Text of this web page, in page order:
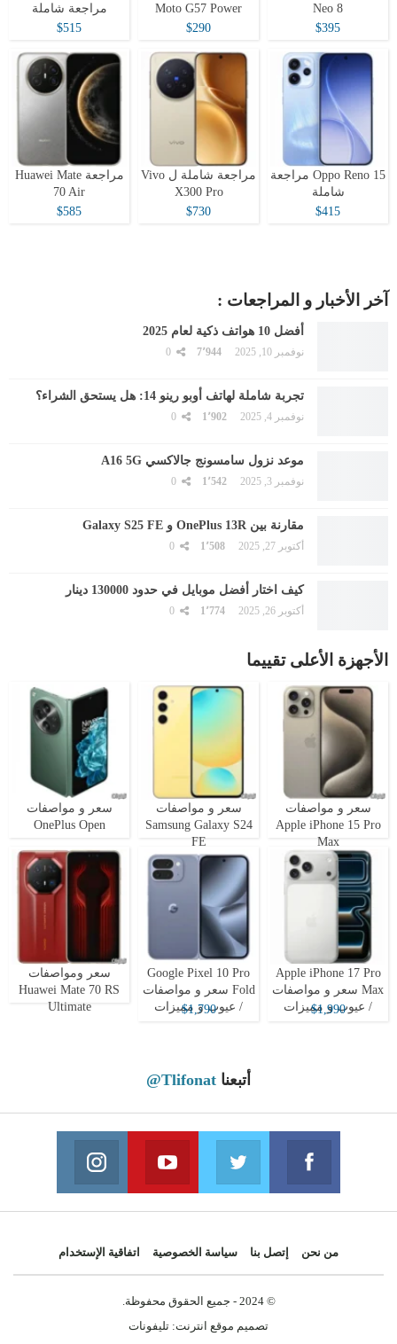
Neo 8
$395
Moto G57 Power
$290
مراجعة شاملة
$515
Oppo Reno 15 مراجعة
شاملة
$415
مراجعة شاملة ل Vivo
X300 Pro
$730
مراجعة Huawei Mate
70 Air
$585
آخر الأخبار و المراجعات :
أفضل 10 هواتف ذكية لعام 2025
نوفمبر 10, 2025 7٬944
تجربة شاملة لهاتف أوبو رينو 14: هل يستحق الشراء؟
نوفمبر 4, 2025 1٬902
موعد نزول سامسونج جالاكسي A16 5G
نوفمبر 3, 2025 1٬542
مقارنة بين OnePlus 13R و Galaxy S25 FE
أكتوبر 27, 2025 1٬508
كيف اختار أفضل موبايل في حدود 130000 دينار
أكتوبر 26, 2025 1٬774
الأجهزة الأعلى تقييما
سعر و مواصفات
Apple iPhone 15 Pro
Max
سعر و مواصفات
Samsung Galaxy S24
FE
سعر و مواصفات
OnePlus Open
Apple iPhone 17 Pro
Max سعر و مواصفات
/ عيوب و مميزات
$1,990
Google Pixel 10 Pro
Fold سعر و مواصفات
/ عيوب و مميزات
$1,790
سعر ومواصفات
Huawei Mate 70 RS
Ultimate
أتبعنا @Tlifonat
Facebook
Join us on Facebook
Twitter
Join us on Twitter
Youtube
Join us on Youtube
من نحن إتصل بنا سياسة الخصوصية اتفاقية الإستخدام
© 2024 - جميع الحقوق محفوظة.
تصميم موقع انترنت: تليفونات